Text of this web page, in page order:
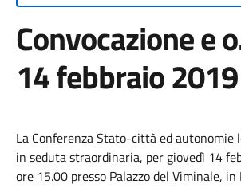
Convocazione e
14 febbraio 2019
La Conferenza Stato-città ed autonomie
in seduta straordinaria, per giovedì 14
ore 15.00 presso Palazzo del Viminale, in